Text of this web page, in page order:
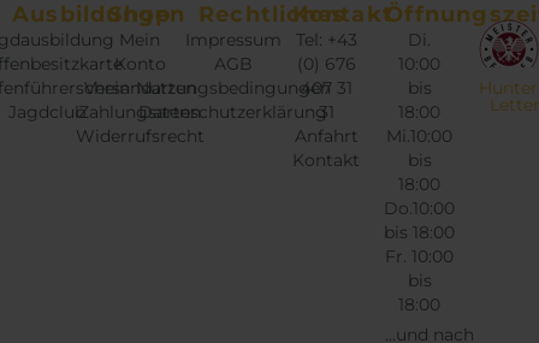
Ausbildungen
Jagdclub
Shop
Mein
Konto
Versandarten
Zahlungsarten
Widerrufsrecht
Rechtliches
Impressum
AGB
Nutzungsbedingungen
Datenschutzerklärung
Kontakt
Tel: +43
(0) 676
407 31
31
Anfahrt
Kontakt
Di.
10:00
bis
18:00
Mi.10:00
bis
18:00
Do.10:00
bis 18:00
Fr. 10:00
bis
18:00
...und nach